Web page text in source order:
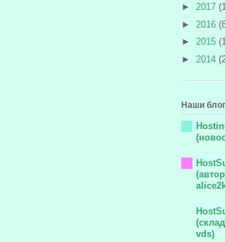
► 2017
► 2016
► 2015
► 2014
Наши
vds)